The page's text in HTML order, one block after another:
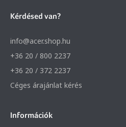
Kérdésed van?
info@acer.shop.hu
+36 20 / 800 2237
+36 20 / 372 2237
Céges árajánlat kérés
Információk